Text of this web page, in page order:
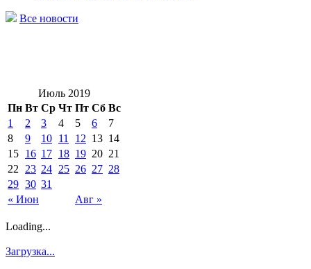
Все новости
Июль 2019
Пн Вт Ср Чт Пт Сб Вс
« Июн Авг »
1 2 3 4 5 6
7
8
9 10 11 12 13 14
15 16 17 18 19 20 21
22
23 24 25 26 27 28
29 30 31
Loading...
Загрузка...